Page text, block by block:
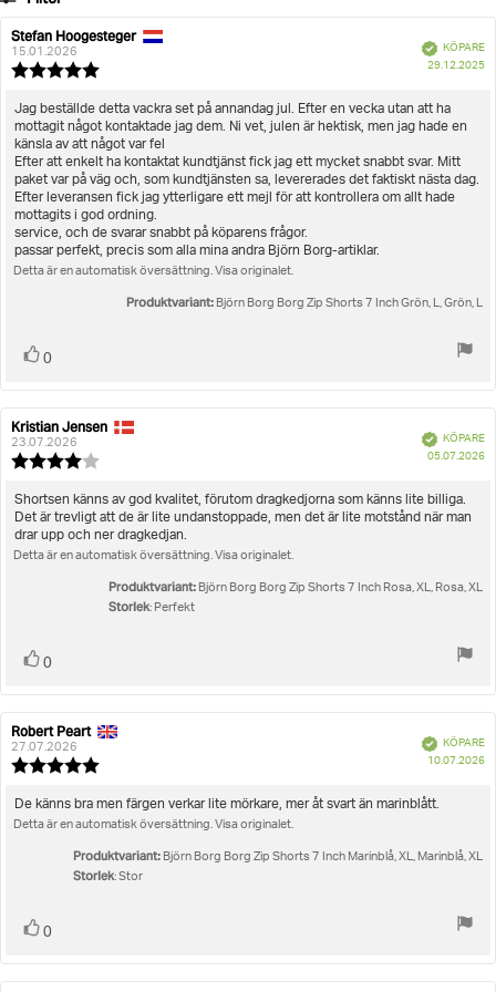
Betyg
Recensionsförfattare:
Stefan Hoogesteger
15.01.2026
utav
5
stjärnor
BekräftadKÖPARE
29.12.2025
Recensionstext:
Jag beställde detta vackra set på annandag jul. Efter en vecka utan att ha
mottagit något kontaktade jag dem. Ni vet, julen är hektisk, men jag hade en
känsla av att något var fel
Efter att enkelt ha kontaktat kundtjänst fick jag ett mycket snabbt svar. Mitt
paket var på väg och, som kundtjänsten sa, levererades det faktiskt nästa dag.
Efter leveransen fick jag ytterligare ett mejl för att kontrollera om allt hade
mottagits i god ordning.
service, och de svarar snabbt på köparens frågor.
passar perfekt, precis som alla mina andra Björn Borg-artiklar.
Detta är en automatisk översättning. Visa originalet.
Produktvariant: Björn Borg Borg Zip Shorts 7 Inch Grön, L, Grön, L
Rösta
0
Recensionsförfattare:
Kristian Jensen
23.07.2026
utav
5
stjärnor
BekräftadKÖPARE
05.07.2026
Recensionstext:
Shortsen känns av god kvalitet, förutom dragkedjorna som känns lite billiga.
Det är trevligt att de är lite undanstoppade, men det är lite motstånd när man
drar upp och ner dragkedjan.
Detta är en automatisk översättning. Visa originalet.
Produktvariant: Björn Borg Borg Zip Shorts 7 Inch Rosa, XL, Rosa, XL
Storlek: Perfekt
Rösta
0
Recensionsförfattare:
Robert Peart
27.07.2026
utav
BekräftadKÖPARE
10.07.2026
Recensionstext:
De känns bra men färgen verkar lite mörkare, mer åt svart än marinblått.
Detta är en automatisk översättning. Visa originalet.
Produktvariant: Björn Borg Borg Zip Shorts 7 Inch Marinblå, XL, Marinblå, XL
Storlek: Stor
Rösta
0